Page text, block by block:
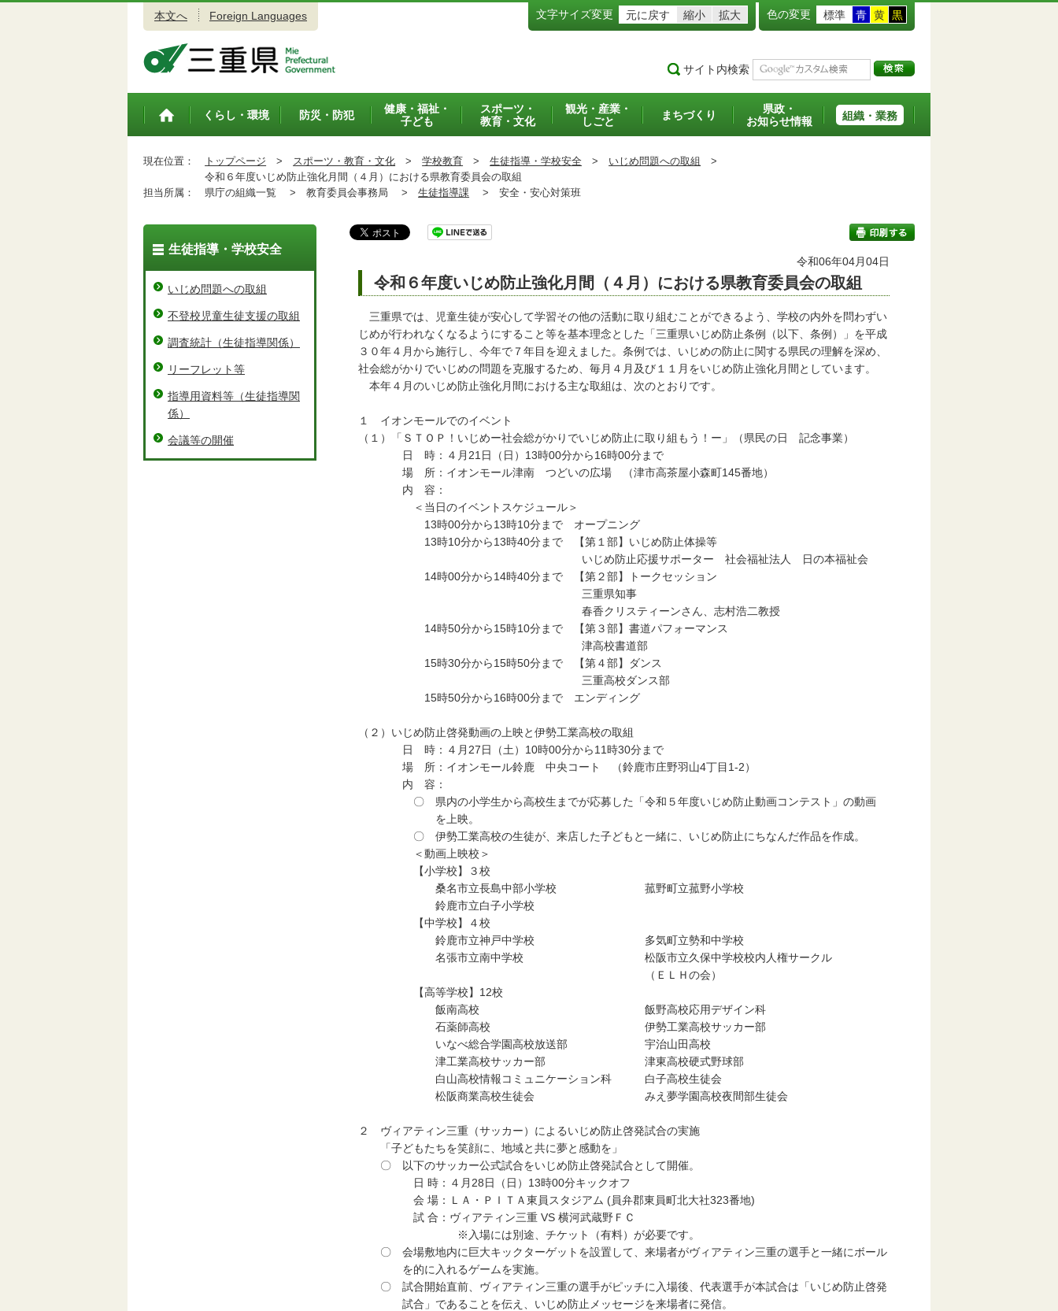
本文へ Foreign Languages 文字サイズ変更 元に戻す 縮小 拡大 色の変更 標準 青 黄 黒
サイト内検索
トップペ
くらし・環境 防災・防犯
健康・福祉・
子ども
スポーツ・
教育・文化
観光・産業・
しごと
まちづくり
県政・
お知らせ情報
組織・業務
現在位置： トップページ > スポーツ・教育・文化 > 学校教育 > 生徒指導・学校安全 > いじめ問題への取組
>
令和６年度いじめ防止強化月間（４月）における県教育委員会の取組
担当所属：
県庁の組織一覧 > 教育委員会事務局 > 生徒指導課 > 安全・安心対策班
印刷する
令和06年04月04日
令和６年度いじめ防止強化月間（４月）における県教育委員会の取組
三重県では、児童生徒が安心して学習その他の活動に取り組むことができるよう、学校の内外を問わずい
じめが行われなくなるようにすること等を基本理念とした「三重県いじめ防止条例（以下、条例）」を平成
３０年４月から施行し、今年で７年目を迎えました。条例では、いじめの防止に関する県民の理解を深め、
社会総がかりでいじめの問題を克服するため、毎月４月及び１１月をいじめ防止強化月間としています。
本年４月のいじめ防止強化月間における主な取組は、次のとおりです。
１ イオンモールでのイベント
（１）「ＳＴＯＰ！いじめー社会総がかりでいじめ防止に取り組もう！ー」（県民の日 記念事業）
日 時：４月21日（日）13時00分から16時00分まで
場 所：イオンモール津南 つどいの広場 （津市高茶屋小森町145番地）
内 容：
＜当日のイベントスケジュール＞
13時00分から13時10分まで オープニング
13時10分から13時40分まで 【第１部】いじめ防止体操等
いじめ防止応援サポーター 社会福祉法人 日の本福祉会
14時00分から14時40分まで 【第２部】トークセッション
三重県知事
春香クリスティーンさん、志村浩二教授
14時50分から15時10分まで 【第３部】書道パフォーマンス
津高校書道部
15時30分から15時50分まで 【第４部】ダンス
三重高校ダンス部
15時50分から16時00分まで エンディング
（２）いじめ防止啓発動画の上映と伊勢工業高校の取組
日 時：４月27日（土）10時00分から11時30分まで
場 所：イオンモール鈴鹿 中央コート （鈴鹿市庄野羽山4丁目1-2）
内 容：
〇 県内の小学生から高校生までが応募した「令和５年度いじめ防止動画コンテスト」の動画
を上映。
〇 伊勢工業高校の生徒が、来店した子どもと一緒に、いじめ防止にちなんだ作品を作成。
＜動画上映校＞
【小学校】３校
桑名市立長島中部小学校 菰野町立菰野小学校
鈴鹿市立白子小学校
【中学校】４校
鈴鹿市立神戸中学校 多気町立勢和中学校
名張市立南中学校 松阪市立久保中学校校内人権サークル
（ＥＬＨの会）
【高等学校】12校
飯南高校 飯野高校応用デザイン科
石薬師高校 伊勢工業高校サッカー部
いなべ総合学園高校放送部 宇治山田高校
津工業高校サッカー部 津東高校硬式野球部
白山高校情報コミュニケーション科 白子高校生徒会
松阪商業高校生徒会 みえ夢学園高校夜間部生徒会
２ ヴィアティン三重（サッカー）によるいじめ防止啓発試合の実施
「子どもたちを笑顔に、地域と共に夢と感動を」
〇 以下のサッカー公式試合をいじめ防止啓発試合として開催。
日 時：４月28日（日）13時00分キックオフ
会 場：ＬＡ・ＰＩＴＡ東員スタジアム (員弁郡東員町北大社323番地)
試 合：ヴィアティン三重 VS 横河武蔵野ＦＣ
※入場には別途、チケット（有料）が必要です。
〇 会場敷地内に巨大キックターゲットを設置して、来場者がヴィアティン三重の選手と一緒にボール
を的に入れるゲームを実施。
〇 試合開始直前、ヴィアティン三重の選手がピッチに入場後、代表選手が本試合は「いじめ防止啓発
試合」であることを伝え、いじめ防止メッセージを来場者に発信。
生徒指導・学校安全
いじめ問題への取組
不登校児童生徒支援の取組
調査統計（生徒指導関係）
リーフレット等
指導用資料等（生徒指導関
係）
会議等の開催